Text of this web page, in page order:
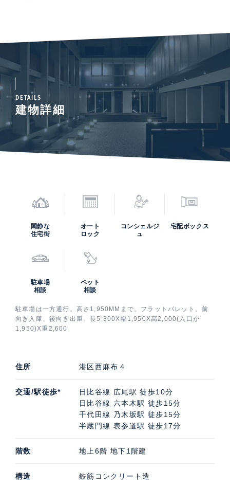
DETAILS
建物詳細
閑静な
住宅街
オート
ロック
コンシェルジ
ュ
宅配ボックス
駐車場
相談
ペット
相談
駐車場は一方通行。高さ1,950MMまで。フラットパレット。前
向き入庫、後向き出庫。長5,300X幅1,950X高2,000(入口が
1,950)X重2,600
住所 港区西麻布４
交通/駅徒歩*
日比谷線 広尾駅 徒歩10分
日比谷線 六本木駅 徒歩15分
千代田線 乃木坂駅 徒歩15分
半蔵門線 表参道駅 徒歩17分
階数 地上6階 地下1階建
構造 鉄筋コンクリート造